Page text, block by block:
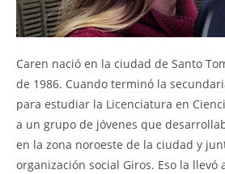
Caren nació en la ciudad de Santo
de 1986. Cuando terminó la
para estudiar la Licenciatura en
a un grupo de jóvenes que
en la zona noroeste de la ciudad y
organización social Giros. Eso la llevó